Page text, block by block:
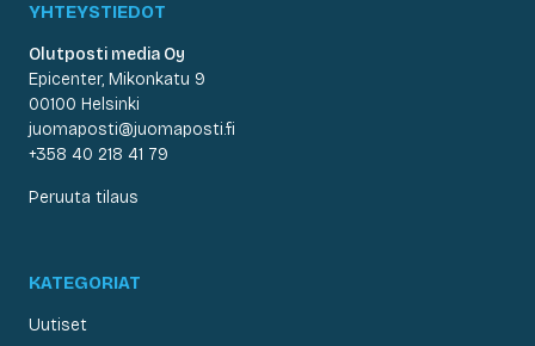
YHTEYSTIEDOT
Olutposti media Oy
Epicenter, Mikonkatu 9
00100 Helsinki
juomaposti@juomaposti.fi
+358 40 218 41 79
Peruuta tilaus
KATEGORIAT
Uutiset